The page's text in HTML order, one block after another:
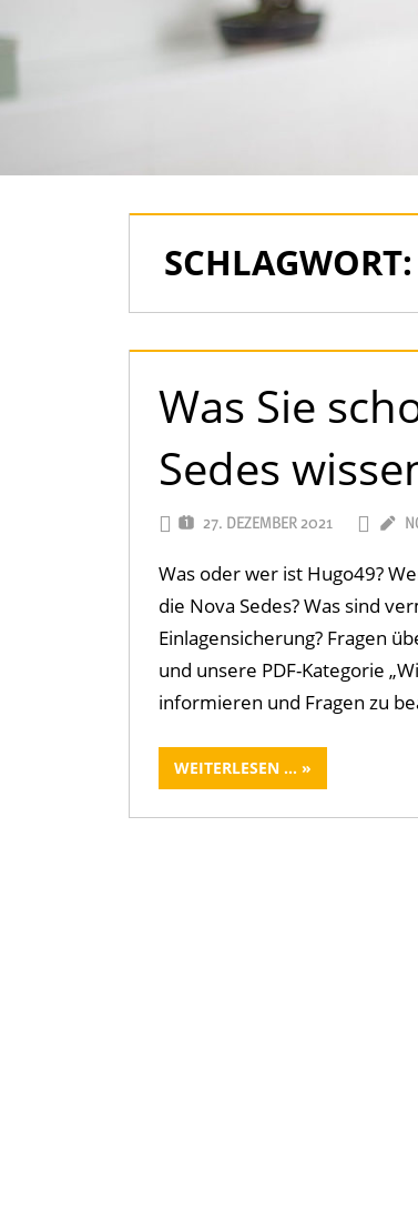
als
SCHLAGWORT:
Was Sie
Sedes
27. DEZEMBER 2021
Was oder wer ist Hugo49?
die Nova Sedes? Was sind
Einlagensicherung? Fragen
und unsere PDF-Kategorie
informieren und Fragen zu
WEITERLESEN ...